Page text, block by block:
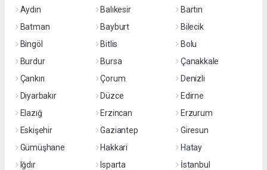
Aydın
Balıkesir
Bartın
Batman
Bayburt
Bilecik
Bingöl
Bitlis
Bolu
Burdur
Bursa
Çanakkale
Çankırı
Çorum
Denizli
Diyarbakır
Düzce
Edirne
Elazığ
Erzincan
Erzurum
Eskişehir
Gaziantep
Giresun
Gümüşhane
Hakkari
Hatay
Iğdır
Isparta
İstanbul